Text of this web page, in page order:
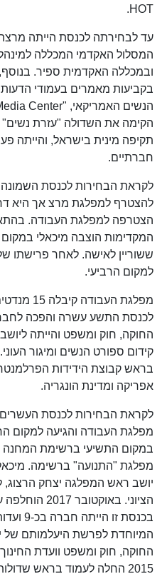
HOT.
עד לבחירתה לכנסת הייתה
המסלול האקדמי המכללה
ובמכללה האקדמית ספיר.
בקביעות מאמרים בעמודי הדעות
הקימה את השדולה "עזרת נשים"
תקיפה מינית בישראל, והייתה
חברתיים.
לקראת הבחירות לכנסת
הצטרפה למפלגת העבודה.
המקדימות הוצבה מיכאלי
ששוריין לאישה. לאחר פרישתו
למקום הרביעי.
מפלגת
לכנסת התשע עשרה והפכה
בראש קבוצת הידידות
אפריקה ומדינת הונגריה.
לקראת הבחירות לכנסת
מפלגת העבודה והגיעה למקום
במקום התשיעי ברשימת המחנה
מפלגת "התנועה" ברשימה.
יושב ראש המפלגה יצחק
הציוני.
בכנסת
המיוחדת לפרשת היעלמותם של
החוקה, חוק ומשפט וועדת
2015 החלה לעמוד בראש